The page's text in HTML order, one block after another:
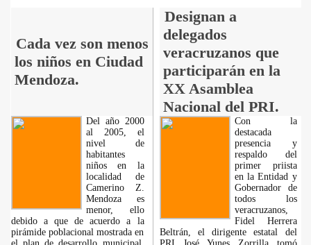
Cada vez son menos
los niños en Ciudad
Mendoza.
Designan a
delegados
veracruzanos que
participarán en la
XX Asamblea
Nacional del PRI.
Del año 2000
al 2005, el
nivel de
habitantes
niños en la
localidad de
Camerino Z.
Mendoza es
menor, ello
debido a que de acuerdo a la
pirámide poblacional mostrada en
Con la
destacada
presencia y
respaldo del
primer priista
en la Entidad y
Gobernador de
todos los
veracruzanos,
Fidel Herrera
Beltrán, el dirigente estatal del